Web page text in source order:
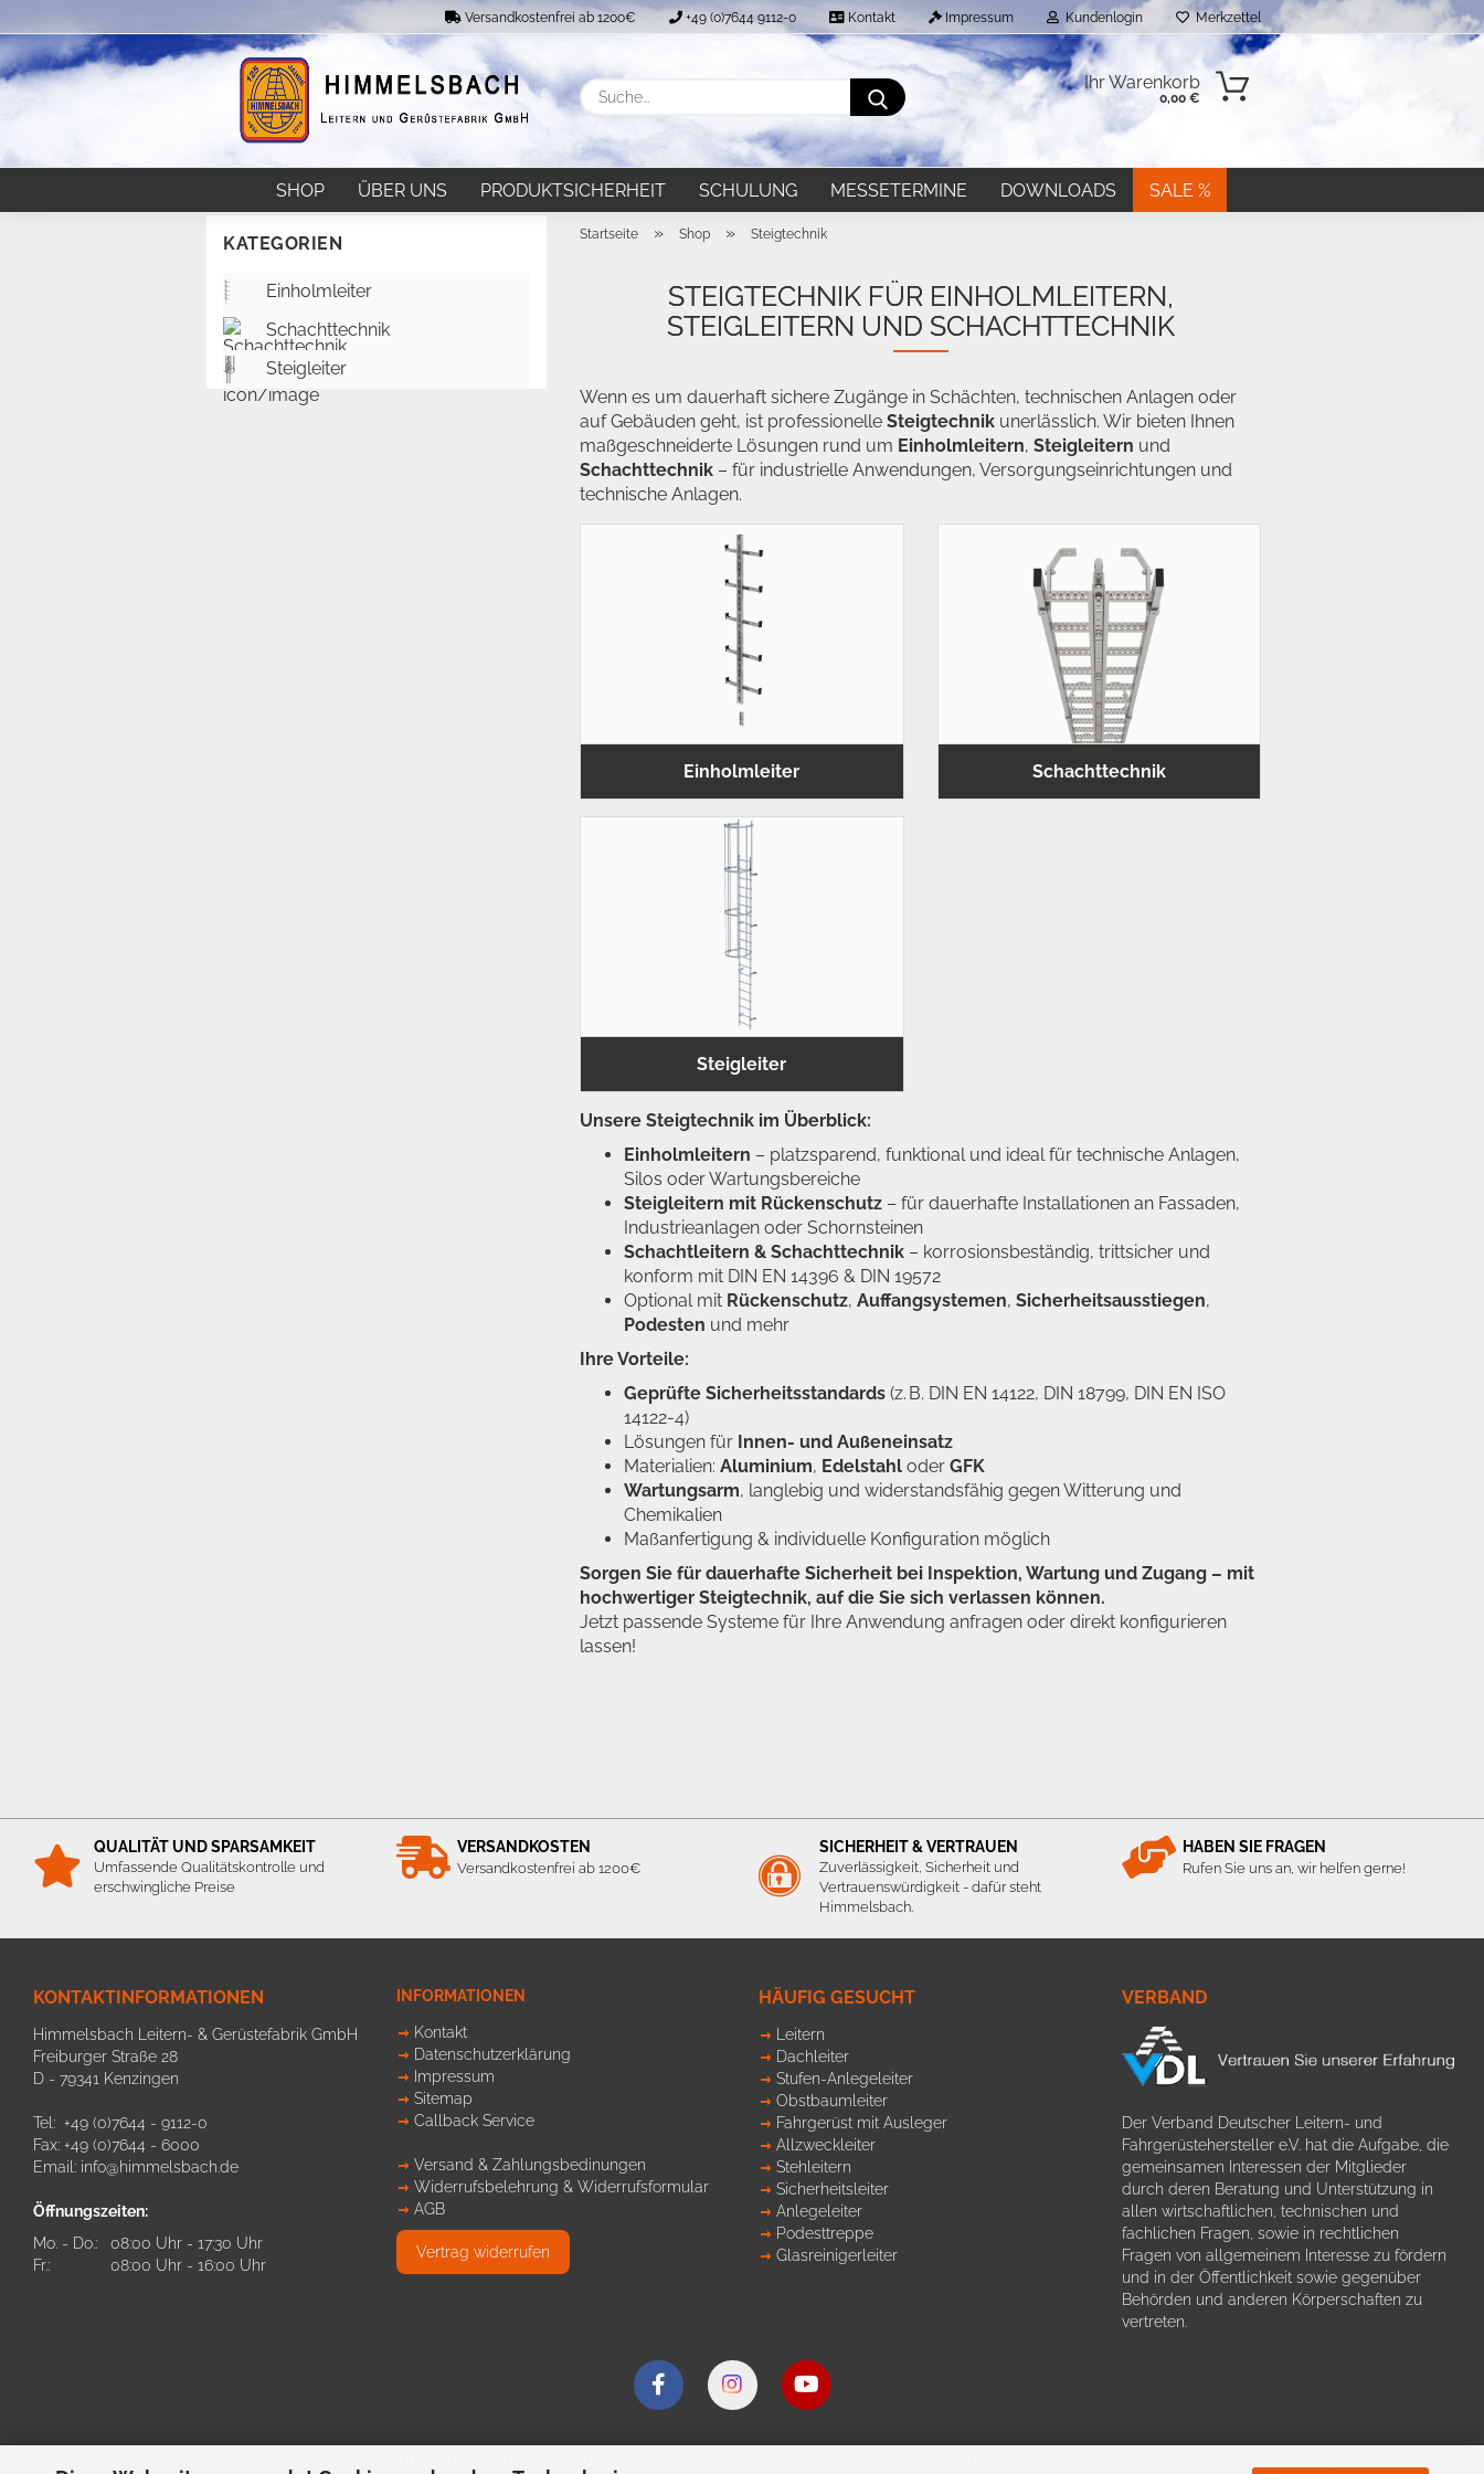
Versandkostenfrei ab 1200€ +49 (0)7644 9112-0 Kontakt Impressum Kundenlogin
E-Mail
Passwort
Konto erstellen
Merkzettel
Suche... Ihr Warenkorb
0,00 €
SHOP ÜBER UNS PRODUKTSICHERHEIT SCHULUNG MESSETERMINE DOWNLOADS SALE %
Startseite » Shop » Steigtechnik
STEIGTECHNIK FÜR EINHOLMLEITERN,
STEIGLEITERN UND SCHACHTTECHNIK
Wenn es um dauerhaft sichere Zugänge in Schächten, technischen Anlagen oder
auf Gebäuden geht, ist professionelleSteigtechnik unerlässlich. Wir bieten Ihnen
maßgeschneiderte Lösungen rund um Einholmleitern,Steigleitern und
Schachttechnik – für industrielle Anwendungen, Versorgungseinrichtungen und
technische Anlagen.
Einholmleiter Schachttechnik
Steigleiter
Unsere Steigtechnik im Überblick:
Einholmleitern – platzsparend, funktional und ideal für technische Anlagen,
Silos oder Wartungsbereiche
Steigleitern mit Rückenschutz – für dauerhafte Installationen an Fassaden,
Industrieanlagen oder Schornsteinen
Schachtleitern & Schachttechnik – korrosionsbeständig, trittsicher und
konform mit DIN EN 14396 & DIN 19572
Optional mit Rückenschutz,Auffangsystemen,Sicherheitsausstiegen,
Podesten und mehr
Ihre Vorteile:
Geprüfte Sicherheitsstandards (z. B. DIN EN 14122, DIN 18799, DIN EN ISO
14122-4)
Lösungen für Innen- und Außeneinsatz
Materialien:Aluminium, Edelstahl oderGFK
Wartungsarm, langlebig und widerstandsfähig gegen Witterung und
Chemikalien
Maßanfertigung & individuelle Konfiguration möglich
Sorgen Sie für dauerhafte Sicherheit bei Inspektion, Wartung und Zugang – mit
hochwertiger Steigtechnik, auf die Sie sich verlassen können.
Jetzt passende Systeme für Ihre Anwendung anfragen oder direkt konfigurieren
lassen!
KATEGORIEN
Einholmleiter
Schachttechnik
Steigleiter
QUALITÄT UND SPARSAMKEIT
Umfassende Qualitätskontrolle und
erschwingliche Preise
VERSANDKOSTEN
Versandkostenfrei ab 1200€
SICHERHEIT & VERTRAUEN
Zuverlässigkeit, Sicherheit und
Vertrauenswürdigkeit - dafür steht
Himmelsbach.
HABEN SIE FRAGEN
Rufen Sie uns an, wir helfen gerne!
KONTAKTINFORMATIONEN
Himmelsbach Leitern- & Gerüstefabrik GmbH
Freiburger Straße 28
D - 79341 Kenzingen
Tel: +49 (0)7644 - 9112-0
Fax: +49 (0)7644 - 6000
Email: info@himmelsbach.de
Öffnungszeiten:
Mo. - Do.:
08:00 Uhr - 17:30 Uhr
Fr.:
08:00 Uhr - 16:00 Uhr
INFORMATIONEN
Kontakt
Datenschutzerklärung
Impressum
Sitemap
Callback Service
Versand & Zahlungsbedinungen
Widerrufsbelehrung & Widerrufsformular
AGB
Vertrag widerrufen
HÄUFIG GESUCHT
Leitern
Dachleiter
Stufen-Anlegeleiter
Obstbaumleiter
Fahrgerüst mit Ausleger
Allzweckleiter
Stehleitern
Sicherheitsleiter
Anlegeleiter
Podesttreppe
Glasreinigerleiter
VERBAND
Der Verband Deutscher Leitern- und
Fahrgerüstehersteller e.V. hat die Aufgabe, die
gemeinsamen Interessen der Mitglieder
durch deren Beratung und Unterstützung in
allen wirtschaftlichen, technischen und
fachlichen Fragen, sowie in rechtlichen
Fragen von allgemeinem Interesse zu fördern
und in der Öffentlichkeit sowie gegenüber
Behörden und anderen Körperschaften zu
vertreten.